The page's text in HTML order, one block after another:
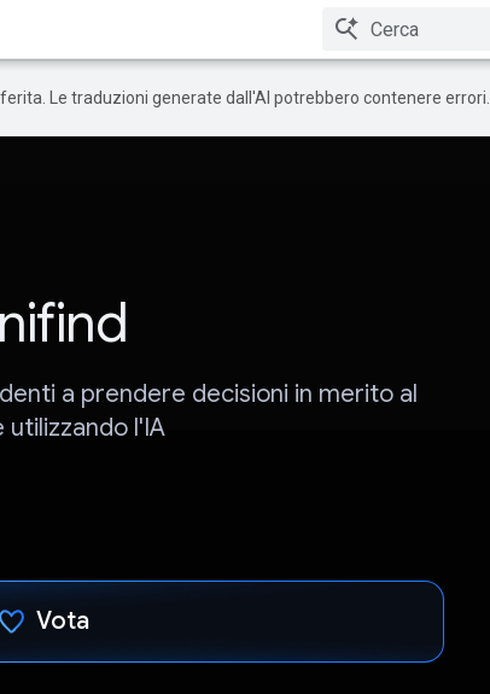
Le traduzioni generate dall'AI potrebbero contenere errori.
a prendere decisioni in merito al
utilizzando l'IA
Vota